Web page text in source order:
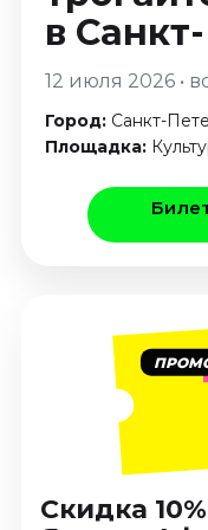
Январь 2027
Август 2026
Сентябрь 2026
Октябрь 2026
Ноябрь 2026
Декабрь 2026
Декабрь 2026
Январь 2027
Экскурсии
Август 2026
Сентябрь 2026
Октябрь 2026
в
12 июля 2026 •
Город: Санкт-
Площадка:
Скидка